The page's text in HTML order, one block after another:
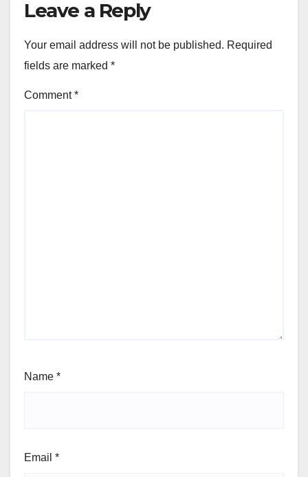
Leave a Reply
Your email address will not be published. Required
fields are marked *
Comment*
Name *
Email *